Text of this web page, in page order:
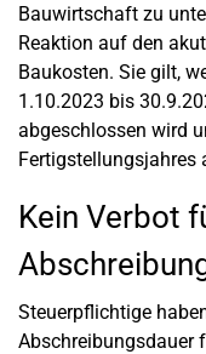
Bauwirtschaft zu
Reaktion auf den
Baukosten. Sie gilt,
1.10.2023 bis
abgeschlossen wird
Fertigstellungsjahres
Kein Verbot
Steuerpflichtige
Abschreibungsdauer